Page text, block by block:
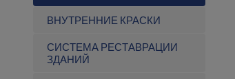
ВНУТРЕННИЕ КРАСКИ
СИСТЕМА РЕСТАВРАЦИИ
ЗДАНИЙ